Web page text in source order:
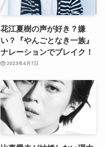
花江夏樹の声が好き？嫌
い？『やんごとなき一族』
ナレーションでブレイク！
2023年4月7日